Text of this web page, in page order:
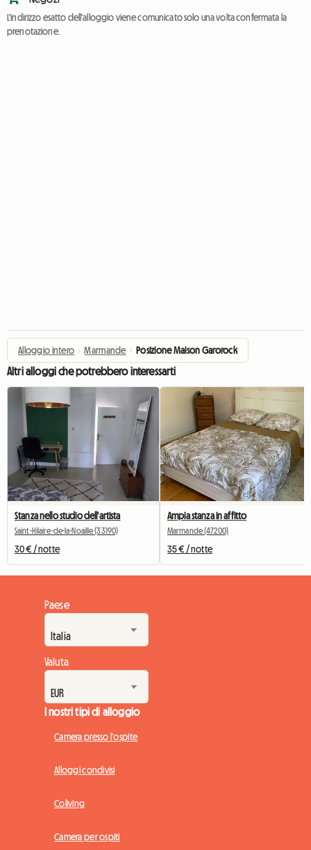
L'indirizzo esatto dell'alloggio viene comunicato solo una volta confermata la
prenotazione.
Alloggio intero › Marmande › Posizione Maison Garorock
Altri alloggi che potrebbero interessarti
Stanza nello studio dell'artista
Saint-Hilaire-de-la-Noaille (33190)
30 € / notte
Ampia stanza in affitto
Marmande (47200)
35 € / notte
Paese
Valuta
I nostri tipi di alloggio
Camera presso l'ospite
Alloggi condivisi
Coliving
Camera per ospiti